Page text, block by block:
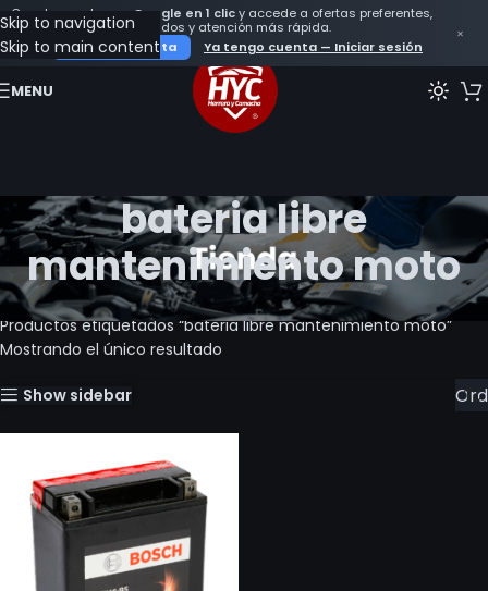
Crea tu cuenta con Google en 1 clicy accede a ofertas preferentes,
seguimiento de tus pedidos y atención más rápida.
Crear mi cuenta
Ya tengo cuenta — Iniciar sesión
×
Skip to navigation
Skip to main content
MENU
bateria libre
mantenimiento moto
Inicio
Productos etiquetados “bateria libre mantenimiento moto”
Mostrando el único resultado
Show sidebar